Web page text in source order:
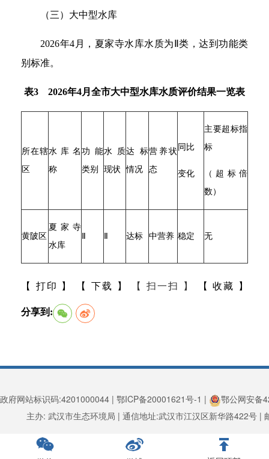
（三）大中型水库
2026年4月，夏家寺水库水质为Ⅱ类，达到功能类
别标准。
表3 2026年4月全市大中型水库水质评价结果一览表
所在辖
区
水库名
称
功能
类别
水质
现状
达标
情况
营养状
态
同比
变化
主要超标指
标
（超标倍
数）
黄陂区
夏家寺
水库
达标 中营养 稳定 无
【 打印 】 【 下载 】 【 扫一扫 】 【 收藏 】
分享到:
政府网站标识码:4201000044 | 鄂ICP备20001621号-1 |
鄂公网安备
主办: 武汉市生态环境局 | 通信地址:武汉市江汉区新华路422号 |